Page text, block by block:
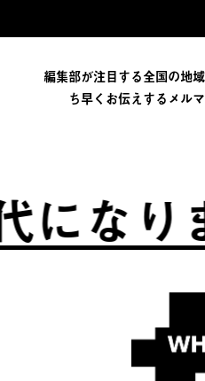
編集部が注目する全国の地
ち早くお伝えするメル
りまし